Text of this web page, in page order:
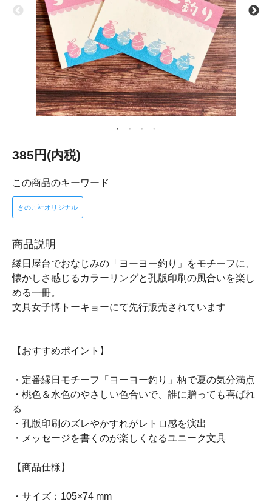
385円(内税)
この商品のキーワード
きのこ社オリジナル
商品説明
縁日屋台でおなじみの「ヨーヨー釣り」をモチーフに、
懐かしさ感じるカラーリングと孔版印刷の風合いを楽し
める一冊。
文具女子博トーキョーにて先行販売されています
【おすすめポイント】
・定番縁日モチーフ「ヨーヨー釣り」柄で夏の気分満点
・桃色＆水色のやさしい色合いで、誰に贈っても喜ばれ
る
・孔版印刷のズレやかすれがレトロ感を演出
・メッセージを書くのが楽しくなるユニーク文具
【商品仕様】
・サイズ：105×74 mm